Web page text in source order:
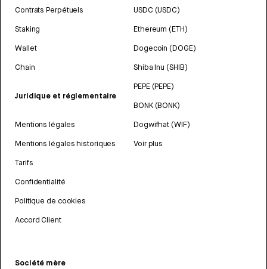
Contrats Perpétuels
Staking
Wallet
Chain
Juridique et réglementaire
Mentions légales
Mentions légales historiques
Tarifs
Confidentialité
Politique de cookies
Accord Client
USDC (USDC)
Ethereum (ETH)
Dogecoin (DOGE)
Shiba Inu (SHIB)
PEPE (PEPE)
BONK (BONK)
Dogwifhat (WIF)
Voir plus
Société mère